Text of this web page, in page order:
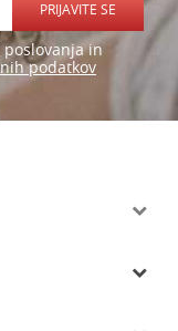
PRIJAVITE SE
in
podatkov